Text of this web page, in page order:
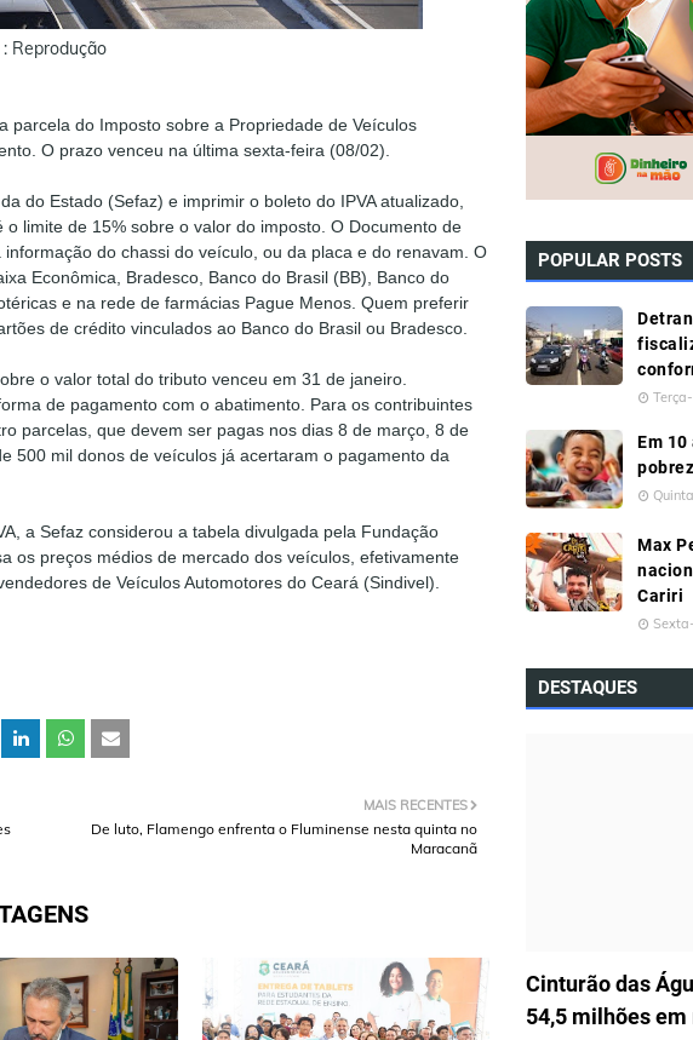
Reprodução
do Imposto sobre a Propriedade de Veículos
O prazo venceu na última sexta-feira (08/02).
do Estado (Sefaz) e imprimir o boleto do IPVA atualizado,
limite de 15% sobre o valor do imposto. O Documento de
do chassi do veículo, ou da placa e do renavam. O
Econômica, Bradesco, Banco do Brasil (BB), Banco do
e na rede de farmácias Pague Menos. Quem preferir
de crédito vinculados ao Banco do Brasil ou Bradesco.
o valor total do tributo venceu em 31 de janeiro.
de pagamento com o abatimento. Para os contribuintes
parcelas, que devem ser pagas nos dias 8 de março, 8 de
500 mil donos de veículos já acertaram o pagamento da
a Sefaz considerou a tabela divulgada pela Fundação
os preços médios de mercado dos veículos, efetivamente
de Veículos Automotores do Ceará (Sindivel).
MAIS RECENTES
De luto, Flamengo enfrenta o Fluminense nesta quinta no
Maracanã
POPULAR POSTS
Em
Max
Cariri
DESTAQUES
Cinturão das
54,5 milhões